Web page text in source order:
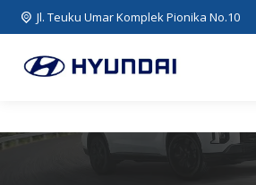
Jl. Teuku Umar Komplek Pionika No.10